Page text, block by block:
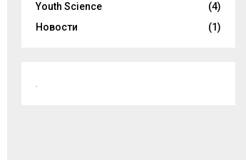
Youth Science
(4)
Новости
(1)